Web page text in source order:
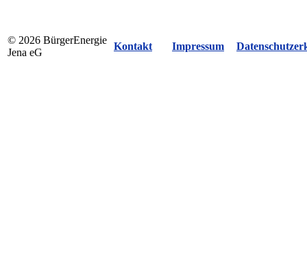
© 2026 BürgerEnergie
Jena eG
Kontakt Impressum